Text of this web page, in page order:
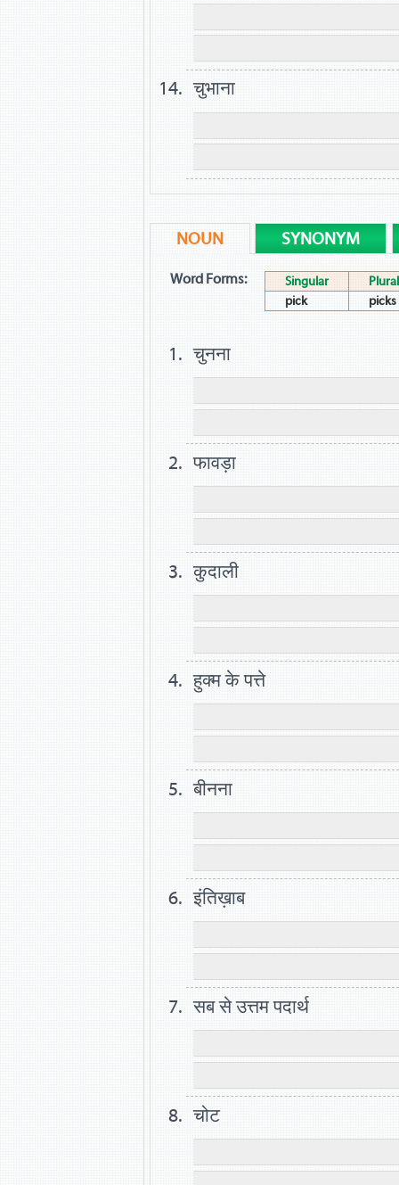
चुभाना
NOUN SYNONYM
Word Forms: Singular
Plural
pick
picks
चुनना
फावड़ा
कुदाली
हुक्म के पत्ते
बीनना
इंतिख़ाब
सब से उत्तम पदार्थ
चोट